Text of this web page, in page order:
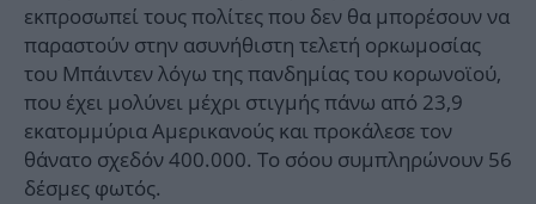
εκπροσωπεί τους πολίτες που δεν θα μπορέσουν να
παραστούν στην ασυνήθιστη τελετή ορκωμοσίας
του Μπάιντεν λόγω της πανδημίας του κορωνοϊού,
που έχει μολύνει μέχρι στιγμής πάνω από 23,9
εκατομμύρια Αμερικανούς και προκάλεσε τον
θάνατο σχεδόν 400.000. Το σόου συμπληρώνουν 56
δέσμες φωτός.